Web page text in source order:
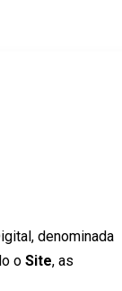
denominada
o Site, as